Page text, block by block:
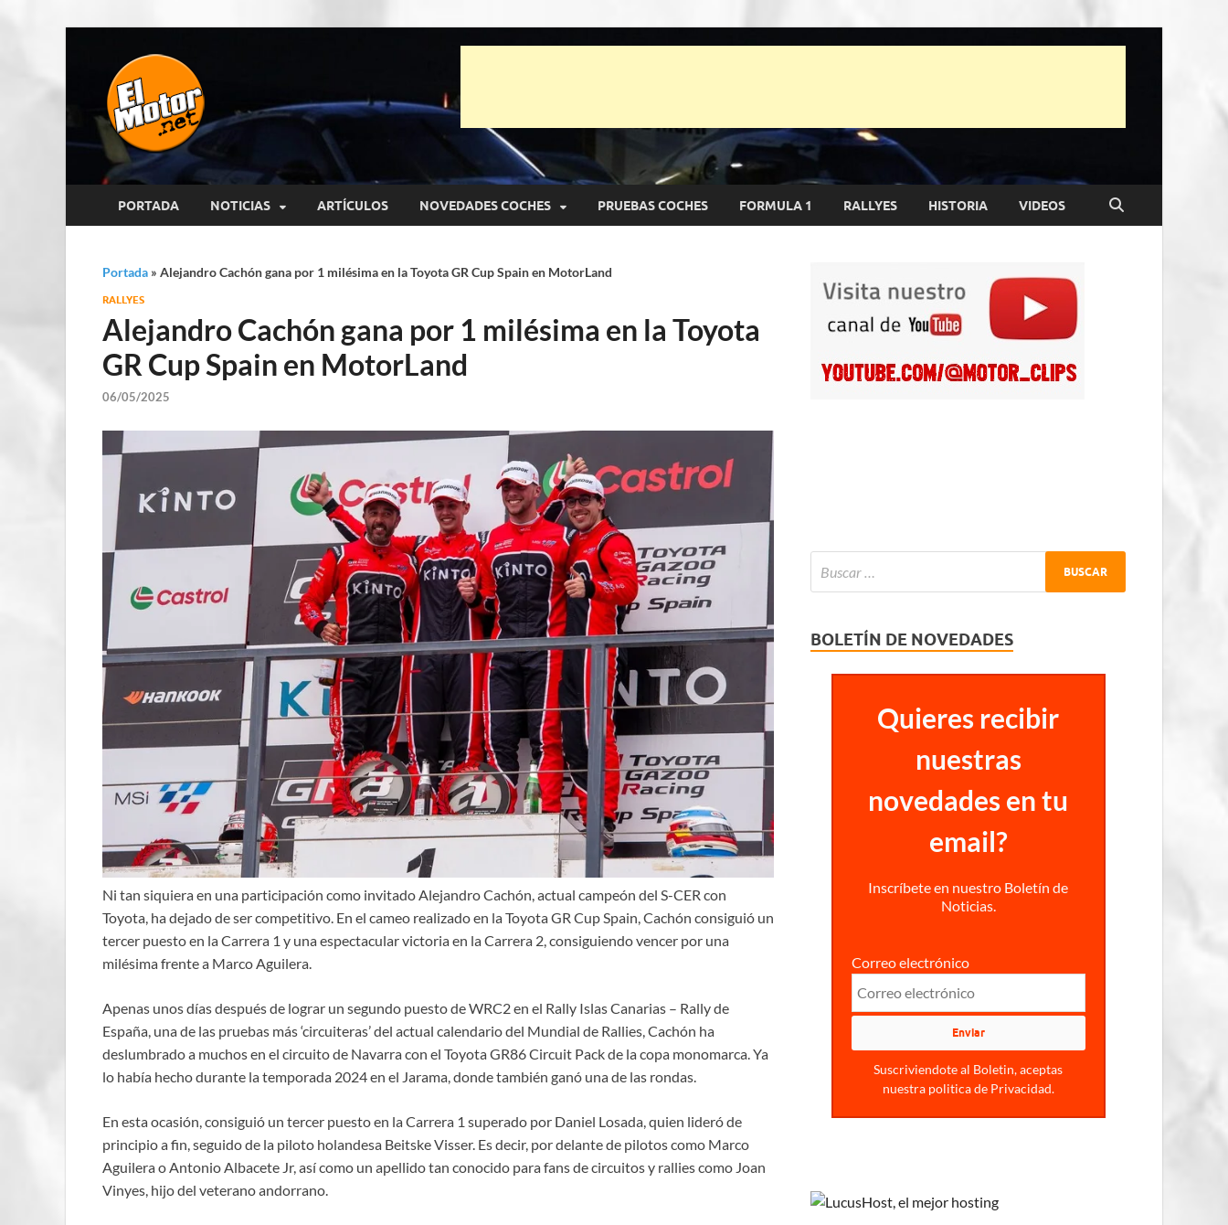
El Motor punto Net
PORTADA NOTICIAS ARTÍCULOS NOVEDADES COCHES PRUEBAS COCHES FORMULA 1 RALLYES HISTORIA VIDEOS
Portada » Alejandro Cachón gana por 1 milésima en la Toyota GR Cup Spain en MotorLand
RALLYES
Alejandro Cachón gana por 1 milésima en la Toyota
GR Cup Spain en MotorLand
06/05/2025
Ni tan siquiera en una participación como invitado Alejandro Cachón, actual campeón del S-CER con
Toyota, ha dejado de ser competitivo. En el cameo realizado en la Toyota GR Cup Spain, Cachón consiguió un
tercer puesto en la Carrera 1 y una espectacular victoria en la Carrera 2, consiguiendo vencer por una
milésima frente a Marco Aguilera.
Apenas unos días después de lograr un segundo puesto de WRC2 en el Rally Islas Canarias – Rally de
España, una de las pruebas más ‘circuiteras’ del actual calendario del Mundial de Rallies, Cachón ha
deslumbrado a muchos en el circuito de Navarra con el Toyota GR86 Circuit Pack de la copa monomarca. Ya
lo había hecho durante la temporada 2024 en el Jarama, donde también ganó una de las rondas.
En esta ocasión, consiguió un tercer puesto en la Carrera 1 superado por Daniel Losada, quien lideró de
principio a fin, seguido de la piloto holandesa Beitske Visser. Es decir, por delante de pilotos como Marco
Aguilera o Antonio Albacete Jr, así como un apellido tan conocido para fans de circuitos y rallies como Joan
Vinyes, hijo del veterano andorrano.
BOLETÍN DE NOVEDADES
Quieres recibir
nuestras
novedades en tu
email?
Inscríbete en nuestro Boletín de
Noticias.
Correo electrónico
Suscriviendote al Boletin, aceptas
nuestra politica de Privacidad.